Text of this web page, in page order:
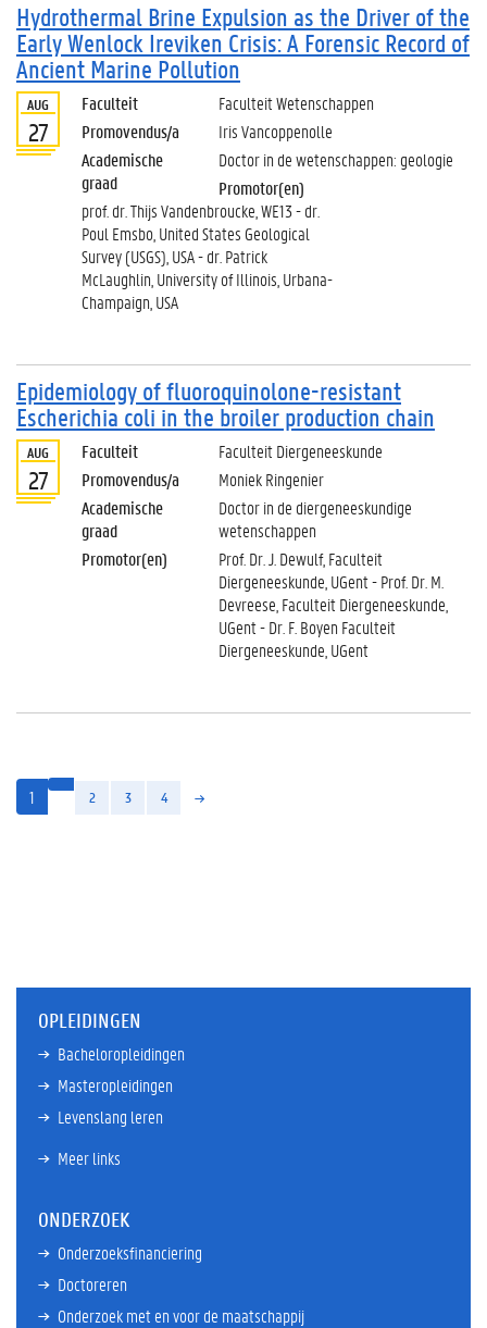
Hydrothermal Brine Expulsion as the Driver of the
Early Wenlock Ireviken Crisis: A Forensic Record of
Ancient Marine Pollution
AUG
27
Faculteit
Faculteit Wetenschappen
Promovendus/a
Iris Vancoppenolle
Academische
graad
Doctor in de wetenschappen: geologie
Promotor(en)
prof. dr. Thijs Vandenbroucke, WE13 - dr.
Poul Emsbo, United States Geological
Survey (USGS), USA - dr. Patrick
McLaughlin, University of Illinois, Urbana-
Champaign, USA
Epidemiology of fluoroquinolone-resistant
Escherichia coli in the broiler production chain
AUG
27
Faculteit
Faculteit Diergeneeskunde
Promovendus/a
Moniek Ringenier
Academische
graad
Doctor in de diergeneeskundige
wetenschappen
Promotor(en)
Prof. Dr. J. Dewulf, Faculteit
Diergeneeskunde, UGent - Prof. Dr. M.
Devreese, Faculteit Diergeneeskunde,
UGent - Dr. F. Boyen Faculteit
Diergeneeskunde, UGent
1 (huidige)
2 3 4
OPLEIDINGEN
Bacheloropleidingen
Masteropleidingen
Levenslang leren
Meer links
ONDERZOEK
Onderzoeksfinanciering
Doctoreren
Onderzoek met en voor de maatschappij